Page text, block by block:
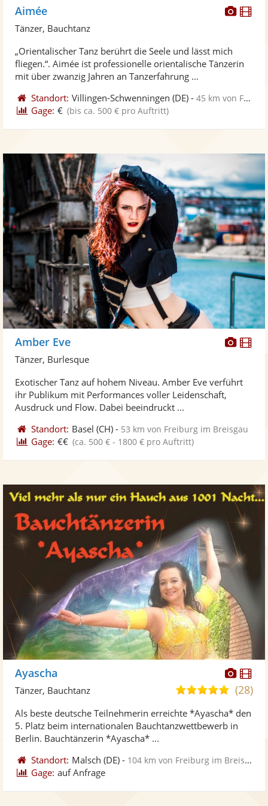
Aimée
Tänzer, Bauchtanz
„Orientalischer Tanz berührt die Seele und lässt mich
fliegen.“. Aimée ist professionelle orientalische Tänzerin
mit über zwanzig Jahren an Tanzerfahrung ...
Standort: Villingen-Schwenningen (DE) -45 km von Freiburg im Breisgau
Gage: € (bis ca. 500 € pro Auftritt)
Fotos
Amber Eve
Tänzer, Burlesque
Exotischer Tanz auf hohem Niveau. Amber Eve verführt
ihr Publikum mit Performances voller Leidenschaft,
Ausdruck und Flow. Dabei beeindruckt ...
Standort: Basel (CH) - 53 km von Freiburg im Breisgau
Gage: €€ (ca. 500 € - 1800 € pro Auftritt)
Fotos
Ayascha
5,0(28)
Tänzer, Bauchtanz
Als beste deutsche Teilnehmerin erreichte *Ayascha* den
5. Platz beim internationalen Bauchtanzwettbewerb in
Berlin. Bauchtänzerin *Ayascha* ...
Standort: Malsch (DE) - 104 km von Freiburg im Breisgau
Gage: auf Anfrage